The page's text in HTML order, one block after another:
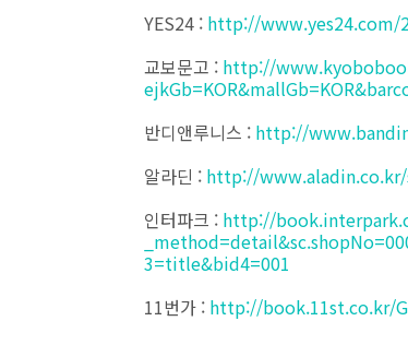
YES24 : http://www.yes24.com/
교보문고 : http://
반디앤루니스 : http://
알라딘 : http://
인터파크 : http://
3=title&bid4=001
11번가 : http://book.11st.co.kr/